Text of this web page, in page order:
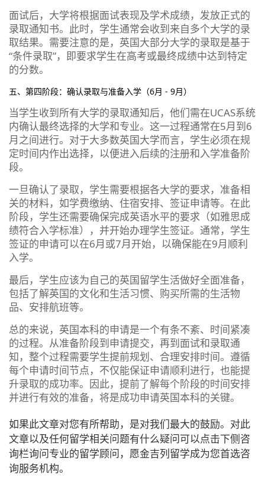
面试后，大学将根据面试表现及学术成绩，发放正式的
录取通知书。此时，学生通常会收到来自多个大学的录
取结果。需要注意的是，英国大部分大学的录取是基于
“条件录取”，即要求学生在高考或最终成绩中达到特定
的分数。
五、第四阶段：确认录取与准备入学（6月 - 9月）
当学生收到所有大学的录取通知后，他们需在UCAS系统
内确认最终选择的大学和专业。这一过程通常在5月到6
月之间进行。对于大多数英国大学而言，学生必须在规
定时间内作出选择，以便进入后续的注册和入学准备阶
段。
一旦确认了录取，学生需要根据各大学的要求，准备相
关的材料，如学费缴纳、住宿安排、签证申请等。在此
阶段，学生还需要确保完成英语水平的要求（如雅思成
绩符合入学标准），并开始办理学生签证。通常，学生
签证的申请可以在6月或7月开始，以确保能在9月顺利
入学。
最后，学生应该为自己的英国留学生活做好全面准备，
包括了解英国的文化和生活习惯、购买所需的生活物
品、安排航班等。
总的来说，英国本科的申请是一个有条不紊、时间紧凑
的过程。从准备阶段到申请提交，再到面试和录取通
知，整个过程需要学生提前规划、合理安排时间。遵循
每个申请时间节点，不仅能保证申请顺利进行，也能提
升录取的成功率。因此，提前了解每个阶段的时间安排
并进行有效的准备，将是成功申请英国本科的关键。
如果此文章对您有所帮助，是对我们最大的鼓励。对此
文章以及任何留学相关问题有什么疑问可以点击下侧咨
询栏询问专业的留学顾问，愿金吉列留学成为您首选咨
询服务机构。